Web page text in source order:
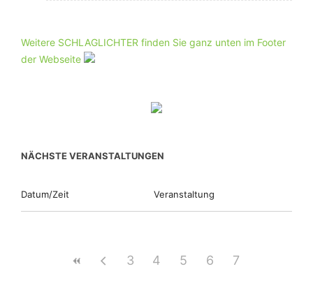
Weitere SCHLAGLICHTER finden Sie ganz unten im Footer
der Webseite
NÄCHSTE VERANSTALTUNGEN
Datum/Zeit Veranstaltung
3 4 5 6 7